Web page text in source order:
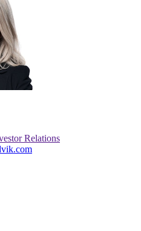
Relations